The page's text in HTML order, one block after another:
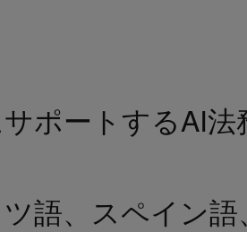
ポートするAI
語、スペイン